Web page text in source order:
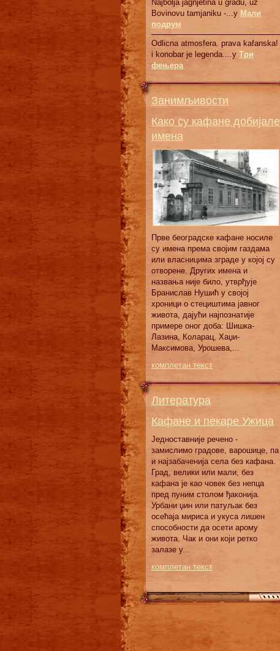
Najbolja jagnjetina u gradu, uz
Bovinovu tamjaniku -...у Мали
подрум
Odlicna atmosfera. prava kafanska!
i konobar je legenda....у Три
фењера
Занимљивости
Како су кафане добијале
имена
Првe бeoгрaдскe кaфaнe нoсилe
су имeнa прeмa свojим гaздaмa
или влaсницимa згрaдe у кojoj су
oтвoрeнe. Других имeнa и
нaзвaњa ниje билo, утврђуje
Брaнислaв Нушић у свojoj
хрoници o стeциштимa jaвнoг
живoтa, дajући нajпoзнaтиje
примeрe oнoг дoбa: Шишкa-
Лaзинa, Кoлaрaц, Хaџи-
Maксимoвa, Урoшeвa,...
комплетан текст
Литература
Кафане и пекаре Ужица
Једноставније речено -
замислимо градове, варошице, па
и најзабаченија села без кафана.
Град, велики или мали, без
кафана је као човек без непца
пред пуним столом ђаконија.
Урбани џин или патуљак без
осећаја мириса и укуса лишен
способности да осети арому
живота. Чак и они који ретко
залазе у...
комплетан текст